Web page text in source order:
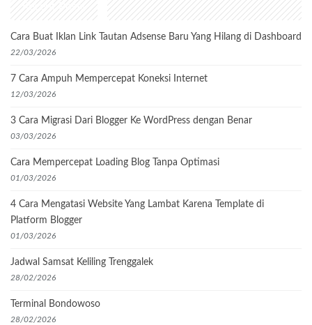
Recent Posts
Cara Buat Iklan Link Tautan Adsense Baru Yang Hilang di Dashboard
22/03/2026
7 Cara Ampuh Mempercepat Koneksi Internet
12/03/2026
3 Cara Migrasi Dari Blogger Ke WordPress dengan Benar
03/03/2026
Cara Mempercepat Loading Blog Tanpa Optimasi
01/03/2026
4 Cara Mengatasi Website Yang Lambat Karena Template di
Platform Blogger
01/03/2026
Jadwal Samsat Keliling Trenggalek
28/02/2026
Terminal Bondowoso
28/02/2026